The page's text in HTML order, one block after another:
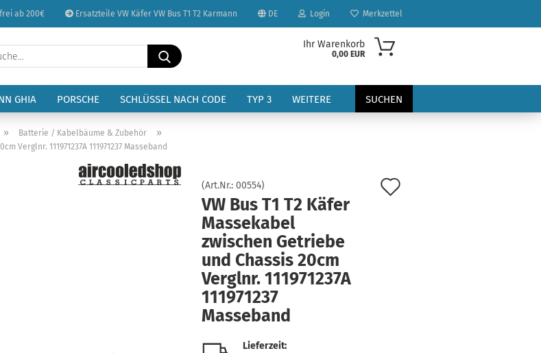
ab 200€ Ersatzteile VW Käfer VW Bus T1 T2 Karmann DE
Sprache auswählen
Lieferland
Login
Konto erstellen
Passwort vergessen?
Merkzettel
Suche...
Ihr Warenkorb
0,00 EUR
GHIA PORSCHE SCHLÜSSEL NACH CODE TYP 3 SUCHEN
WEITERE
» Batterie / Kabelbäume & Zubehör »
Verglnr. 111971237A 111971237 Masseband
(Art.Nr.: 00554)
VW Bus T1 T2 Käfer
Massekabel
zwischen Getriebe
und Chassis 20cm
Verglnr. 111971237A
111971237
Masseband
Lieferzeit: